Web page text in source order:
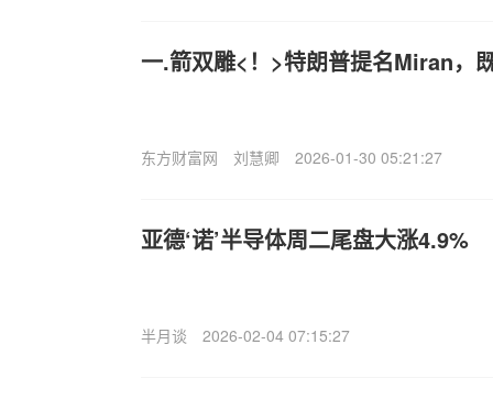
一.箭双雕<！>特朗普提名Miran，
东方财富网 刘慧卿 2026-01-30 05:21:27
亚德‘诺’半导体周二尾盘大涨4.9%
半月谈 2026-02-04 07:15:27